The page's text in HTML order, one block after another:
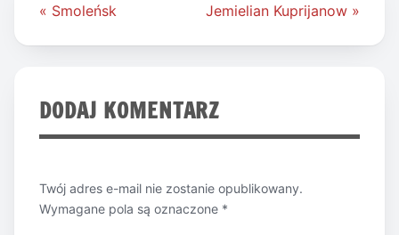
Nawigacja
« Smoleńsk Jemielian Kuprijanow »
DODAJ KOMENTARZ
Twój adres e-mail nie zostanie opublikowany.
Wymagane pola są oznaczone *